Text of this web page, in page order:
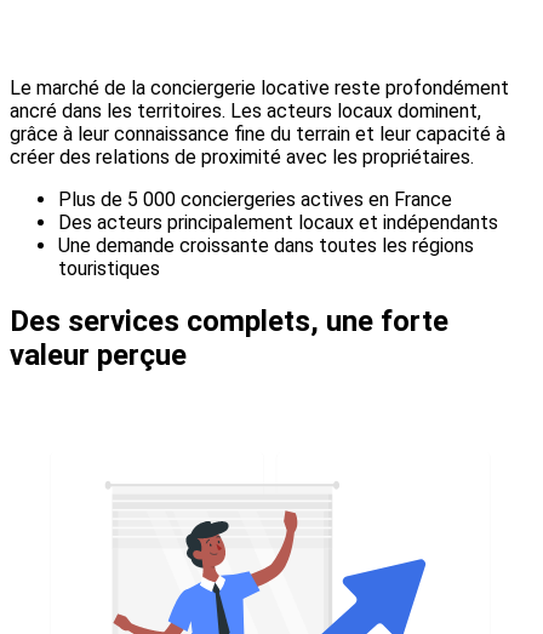
Le marché de la conciergerie locative reste profondément
ancré dans les territoires. Les acteurs locaux dominent,
grâce à leur connaissance fine du terrain et leur capacité à
créer des relations de proximité avec les propriétaires.
Plus de 5 000 conciergeries actives en France
Des acteurs principalement locaux et indépendants
Une demande croissante dans toutes les régions
touristiques
Des services complets, une forte
valeur perçue